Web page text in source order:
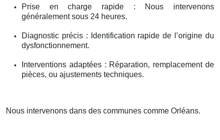
Prise en charge rapide : Nous intervenons
généralement sous 24 heures.
Diagnostic précis : Identification rapide de l’origine du
dysfonctionnement.
Interventions adaptées : Réparation, remplacement de
pièces, ou ajustements techniques.
Nous intervenons dans des communes comme Orléans.